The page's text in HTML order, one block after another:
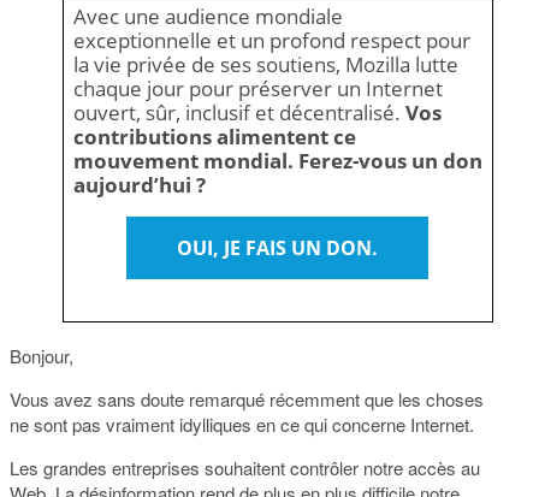
Avec une audience mondiale
exceptionnelle et un profond respect pour
la vie privée de ses soutiens, Mozilla lutte
chaque jour pour préserver un Internet
ouvert, sûr, inclusif et décentralisé. Vos
contributions alimentent ce
mouvement mondial. Ferez-vous un don
aujourd’hui ?
OUI, JE FAIS UN DON.
Bonjour,
Vous avez sans doute remarqué récemment que les choses
ne sont pas vraiment idylliques en ce qui concerne Internet.
Les grandes entreprises souhaitent contrôler notre accès au